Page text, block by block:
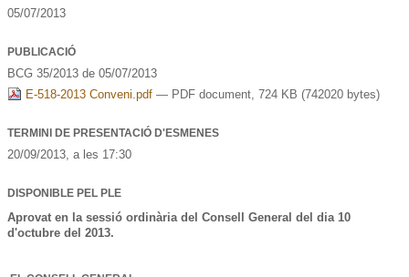
05/07/2013
PUBLICACIÓ
BCG 35/2013 de 05/07/2013
E-518-2013 Conveni.pdf— PDF document, 724 KB (742020 bytes)
TERMINI DE PRESENTACIÓ D'ESMENES
20/09/2013, a les 17:30
DISPONIBLE PEL PLE
Aprovat en la sessió ordinària del Consell General del dia 10
d'octubre del 2013.